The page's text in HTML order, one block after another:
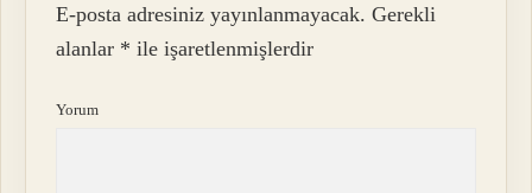
E-posta adresiniz yayınlanmayacak. Gerekli
alanlar * ile işaretlenmişlerdir
Yorum